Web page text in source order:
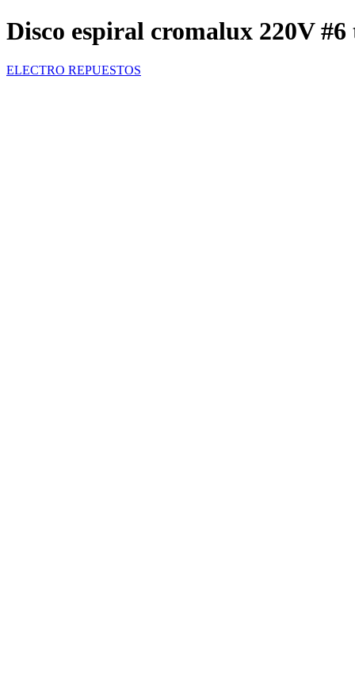
Disco espiral cromalux 220V
ELECTRO REPUESTOS